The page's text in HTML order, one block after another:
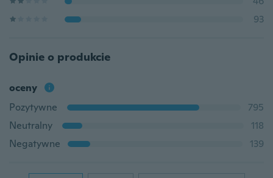
93
Opinie o produkcie
oceny
Pozytywne
795
Neutralny
118
Negatywne
139